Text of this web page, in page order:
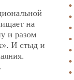
на
и разом
И стыд и